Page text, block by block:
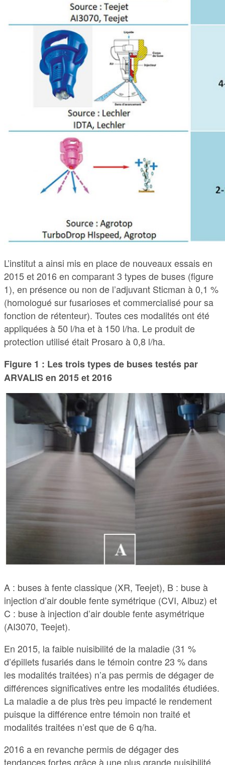
L’institut a ainsi mis en place de nouveaux essais en
2015 et 2016 en comparant 3 types de buses (figure
1), en présence ou non de l’adjuvant Sticman à 0,1 %
(homologué sur fusarioses et commercialisé pour sa
fonction de rétenteur). Toutes ces modalités ont été
appliquées à 50 l/ha et à 150 l/ha. Le produit de
protection utilisé était Prosaro à 0,8 l/ha.
Figure 1 : Les trois types de buses testés par
ARVALIS en 2015 et 2016
A : buses à fente classique (XR, Teejet), B : buse à
injection d’air double fente symétrique (CVI, Albuz) et
C : buse à injection d’air double fente asymétrique
(AI3070, Teejet).
En 2015, la faible nuisibilité de la maladie (31 %
d’épillets fusariés dans le témoin contre 23 % dans
les modalités traitées) n’a pas permis de dégager de
différences significatives entre les modalités étudiées.
La maladie a de plus très peu impacté le rendement
puisque la différence entre témoin non traité et
modalités traitées n’est que de 6 q/ha.
2016 a en revanche permis de dégager des
tendances fortes grâce à une plus grande nuisibilité